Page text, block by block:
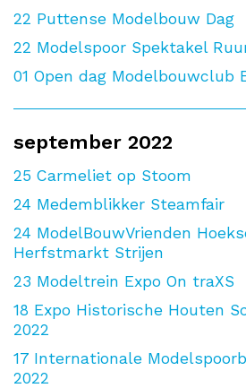
22 Puttense Modelbouw Dag
22 Modelspoor Spektakel
01 Open dag Modelbouwclub
september 2022
25 Carmeliet op Stoom
24 Medemblikker Steamfair
24 ModelBouwVrienden
Herfstmarkt Strijen
23 Modeltrein Expo On traXS
18 Expo Historische Houten
2022
17 Internationale
2022